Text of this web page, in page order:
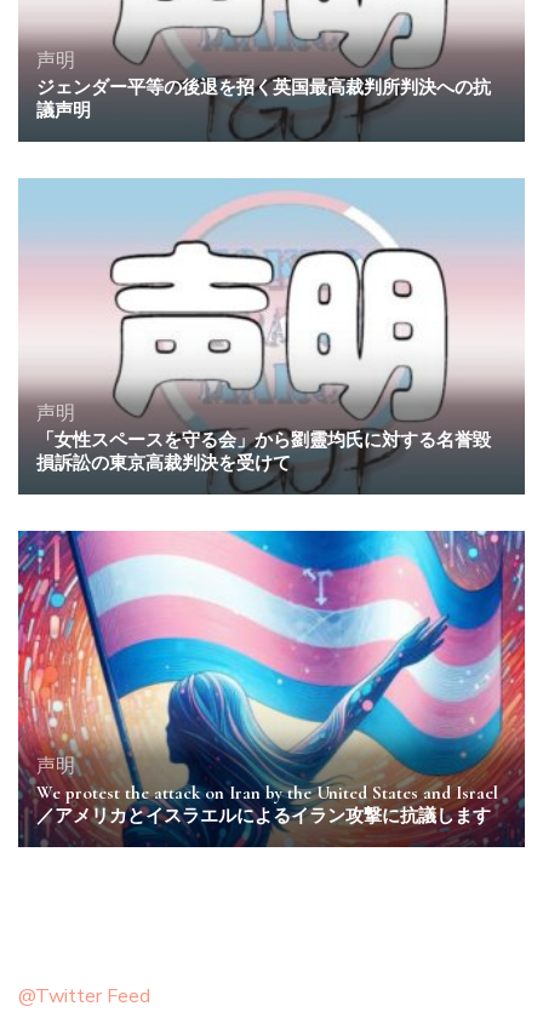
声明
ジェンダー平等の後退を招く英国最高裁判所判決への抗
議声明
声明
「女性スペースを守る会」から劉靈均氏に対する名誉毀
損訴訟の東京高裁判決を受けて
声明
We protest the attack on Iran by the United States and Israel
／アメリカとイスラエルによるイラン攻撃に抗議します
@Twitter Feed